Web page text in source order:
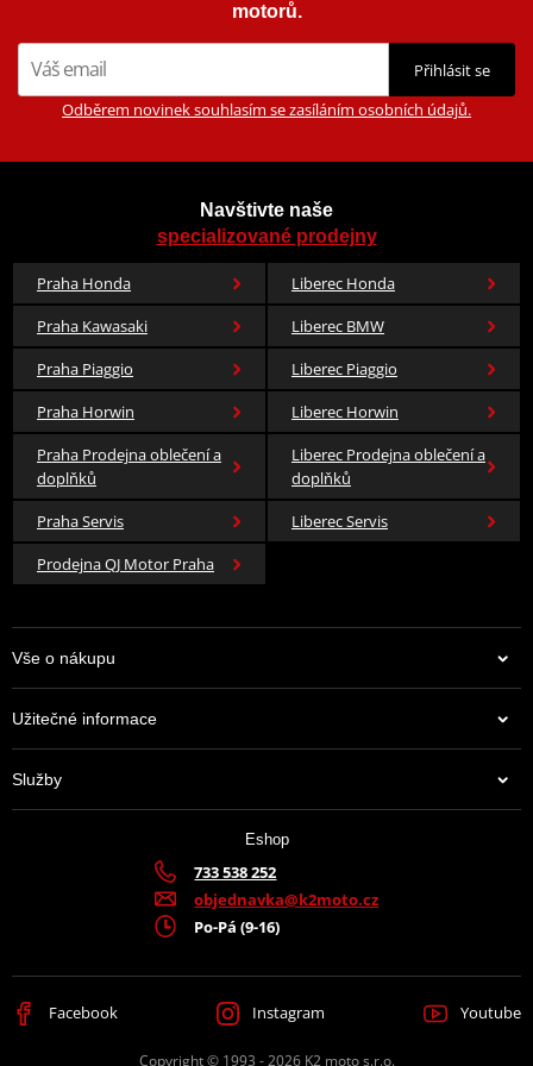
Zobrazit všechny produkty
motorů.
Přihlásit se
Odběrem novinek souhlasím se zasíláním osobních údajů.
Navštivte naše
specializované prodejny
Praha Honda
Liberec Honda
Praha Kawasaki
Liberec BMW
Praha Piaggio
Liberec Piaggio
Praha Horwin
Liberec Horwin
Praha Prodejna oblečení a
doplňků
Liberec Prodejna oblečení a
doplňků
Praha Servis
Liberec Servis
Prodejna QJ Motor Praha
Vše o nákupu
Užitečné informace
Služby
Eshop
733 538 252
objednavka@k2moto.cz
Po-Pá (9-16)
Facebook Instagram Youtube
Copyright © 1993 - 2026 K2 moto s.r.o.